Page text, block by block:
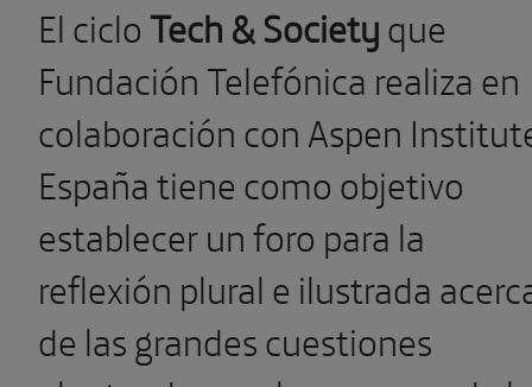
El cicloTech & Societyque
Fundación Telefónica realiza en
colaboración con Aspen
España tiene como objetivo
establecer un foro para la
reflexión plural e ilustrada
de las grandes cuestiones